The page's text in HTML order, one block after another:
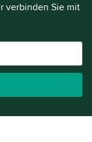
verbinden Sie mit